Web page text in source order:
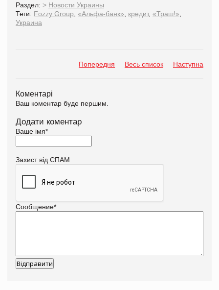
Раздел: > Новости Украины
Теги: Fozzy Group «Альфа-банк» кредит, «Траш!»
Украина
Попередня Весь список Наступна
Коментарі
Ваш коментар буде першим.
Додати коментар
Ваше імя*
Захист від СПАМ
Сообщение*